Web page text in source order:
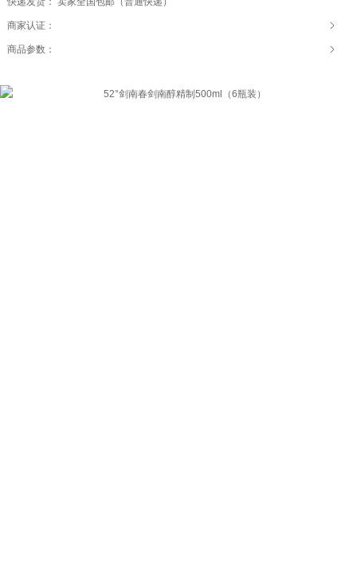
商家认证：
商品参数：